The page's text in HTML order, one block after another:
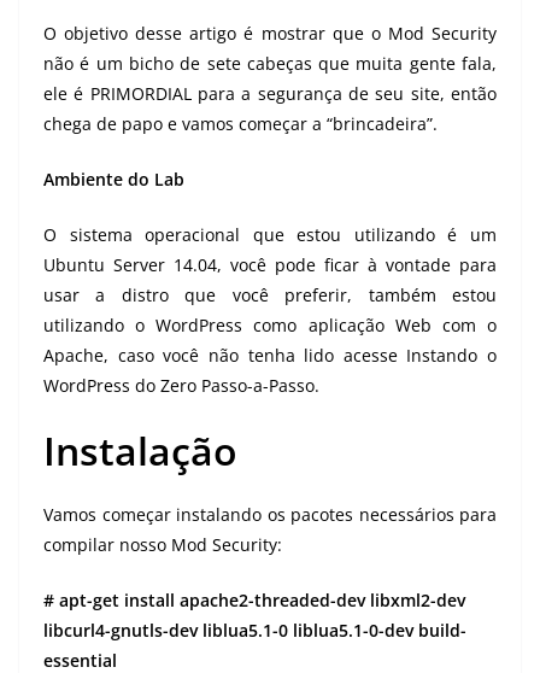
O objetivo desse artigo é mostrar que o Mod Security
não é um bicho de sete cabeças que muita gente fala,
ele é PRIMORDIAL para a segurança de seu site, então
chega de papo e vamos começar a “brincadeira”.
Ambiente do Lab
O sistema operacional que estou utilizando é um
Ubuntu Server 14.04, você pode ficar à vontade para
usar a distro que você preferir, também estou
utilizando o WordPress como aplicação Web com o
Apache, caso você não tenha lido acesse Instando o
WordPress do Zero Passo-a-Passo.
Instalação
Vamos começar instalando os pacotes necessários para
compilar nosso Mod Security:
# apt-get install apache2-threaded-dev libxml2-dev
libcurl4-gnutls-dev liblua5.1-0 liblua5.1-0-dev build-
essential